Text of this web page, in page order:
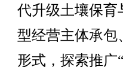
代升级土壤保育
型经营主体承包
形式，探索推广